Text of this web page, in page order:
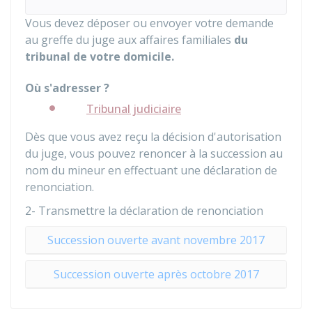
Vous devez déposer ou envoyer votre demande
au greffe du juge aux affaires familiales du
tribunal de votre domicile.
Où s'adresser ?
Tribunal judiciaire
Dès que vous avez reçu la décision d'autorisation
du juge, vous pouvez renoncer à la succession au
nom du mineur en effectuant une déclaration de
renonciation.
2- Transmettre la déclaration de renonciation
Succession ouverte avant novembre 2017
Succession ouverte après octobre 2017